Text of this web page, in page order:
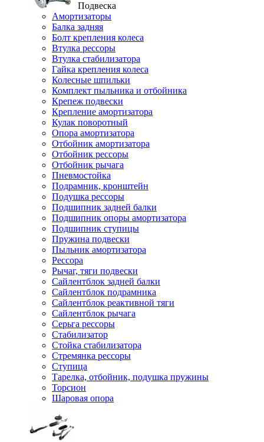
Подвеска
Амортизаторы
Балка задняя
Болт крепления колеса
Втулка рессоры
Втулка стабилизатора
Гайка крепления колеса
Колесные шпильки
Комплект пыльника и отбойника
Крепеж подвески
Крепление амортизатора
Кулак поворотный
Опора амортизатора
Отбойник амортизатора
Отбойник рессоры
Отбойник рычага
Пневмостойка
Подрамник, кронштейн
Подушка рессоры
Подшипник задней балки
Подшипник опоры амортизатора
Подшипник ступицы
Пружина подвески
Пыльник амортизатора
Рессора
Рычаг, тяги подвески
Сайлентблок задней балки
Сайлентблок подрамника
Сайлентблок реактивной тяги
Сайлентблок рычага
Серьга рессоры
Стабилизатор
Стойка стабилизатора
Стремянка рессоры
Ступица
Тарелка, отбойник, подушка пружины
Торсион
Шаровая опора